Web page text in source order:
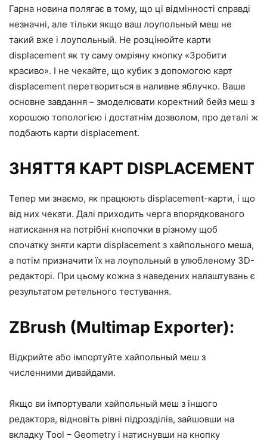
Гарна новина полягає в тому, що ці відмінності справді
незначні, але тільки якщо ваш лоупольный меш не
такий вже і лоупольный. Не розцінюйте карти
displacement як ту саму омріяну кнопку «Зробити
красиво». І не чекайте, що кубик з допомогою карт
displacement перетвориться в наливне яблучко. Ваше
основне завдання – змоделювати коректний бейз меш з
хорошою топологією і достатнім дозволом, про деталі ж
подбають карти displacement.
ЗНЯТТЯ КАРТ DISPLACEMENT
Тепер ми знаємо, як працюють displacement-карти, і що
від них чекати. Далі приходить черга впорядкованого
натискання на потрібні кнопочки в різному щоб
спочатку зняти карти displacement з хайпольного меша,
а потім призначити їх на лоупольный в улюбленому 3D-
редакторі. При цьому кожна з наведених налаштувань є
результатом ретельного тестування.
ZBrush (Multimap Exporter):
Відкрийте або імпортуйте хайпольный меш з
численними дивайдами.
Якщо ви імпортували хайпольный меш з іншого
редактора, відновіть рівні підрозділів, зайшовши на
вкладку Tool – Geometry і натиснувши на кнопку